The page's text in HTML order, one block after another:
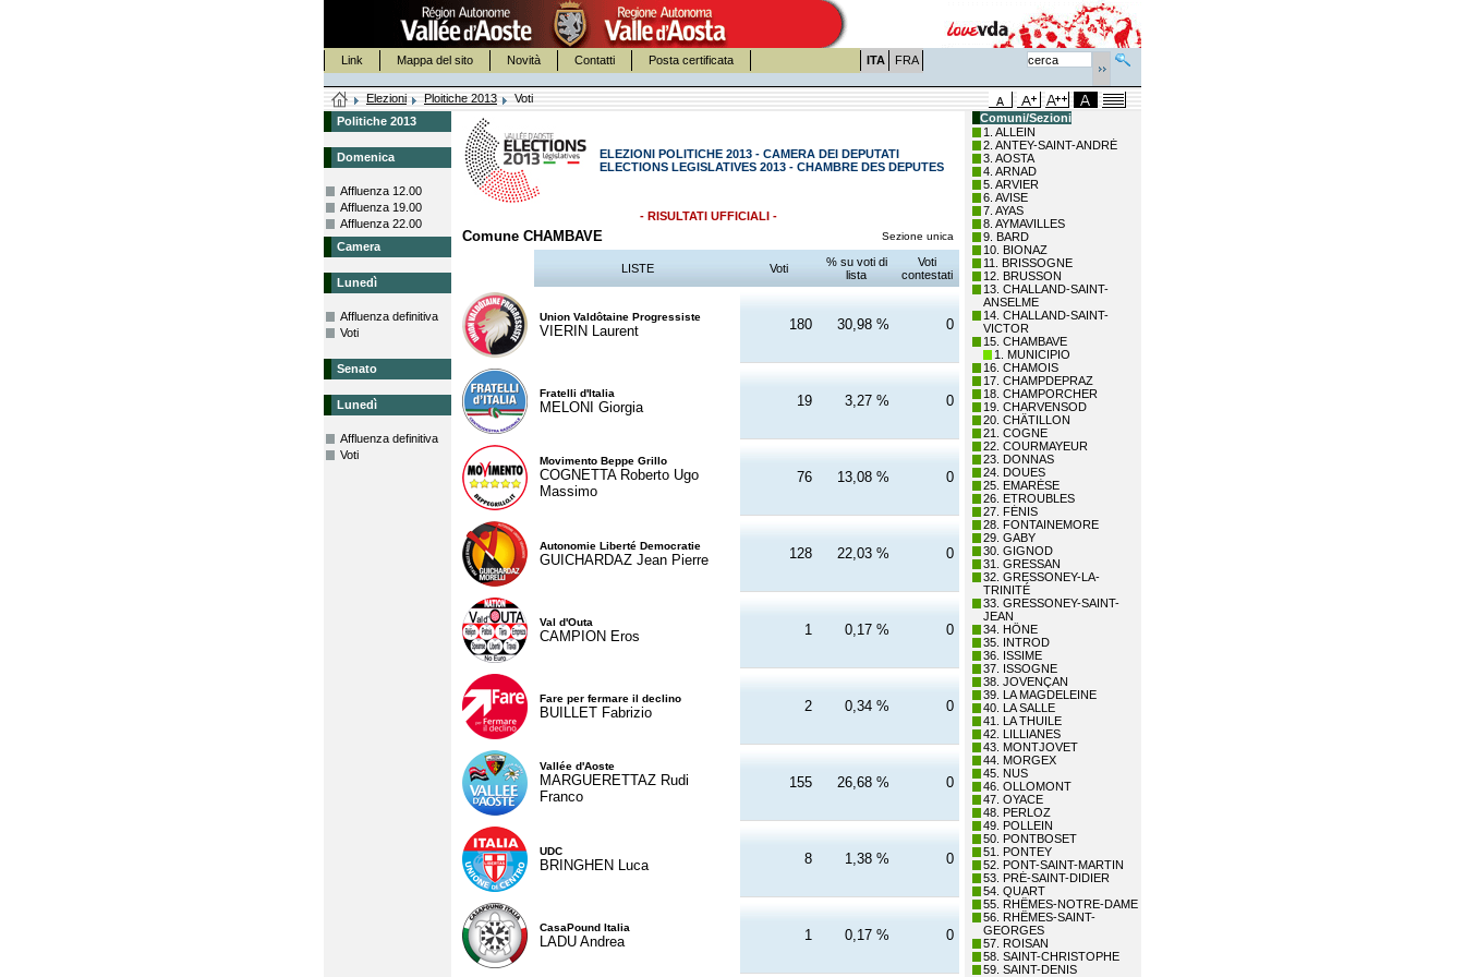
Link Mappa del sito Novità Contatti Posta certificata ITA FRA
Elezioni Ploitiche 2013
Voti
Politiche 2013
Domenica
Affluenza 12.00
Affluenza 19.00
Affluenza 22.00
Camera
Lunedì
Affluenza definitiva
Voti
Senato
Lunedì
Affluenza definitiva
Voti
ELEZIONI POLITICHE 2013 - CAMERA DEI DEPUTATI
ELECTIONS LEGISLATIVES 2013 - CHAMBRE DES DEPUTES
- RISULTATI UFFICIALI -
Comune CHAMBAVE Sezione unica
LISTE Voti
% su voti di
lista
Voti
contestati
Union Valdôtaine Progressiste
VIERIN Laurent 180 30,98 % 0
Fratelli d'Italia
MELONI Giorgia 19 3,27 % 0
Movimento Beppe Grillo
COGNETTA Roberto Ugo
Massimo
76 13,08 % 0
Autonomie Liberté Democratie
GUICHARDAZ Jean Pierre 128 22,03 % 0
Val d'Outa
CAMPION Eros 1 0,17 % 0
Fare per fermare il declino
BUILLET Fabrizio 2 0,34 % 0
Vallée d'Aoste
MARGUERETTAZ Rudi
Franco
155 26,68 % 0
UDC
BRINGHEN Luca 8 1,38 % 0
CasaPound Italia
LADU Andrea 1 0,17 % 0
Comuni/Sezioni
1. ALLEIN
2. ANTEY-SAINT-ANDRÉ
3. AOSTA
4. ARNAD
5. ARVIER
6. AVISE
7. AYAS
8. AYMAVILLES
9. BARD
10. BIONAZ
11. BRISSOGNE
12. BRUSSON
13. CHALLAND-SAINT-
ANSELME
14. CHALLAND-SAINT-
VICTOR
15. CHAMBAVE
1. MUNICIPIO
16. CHAMOIS
17. CHAMPDEPRAZ
18. CHAMPORCHER
19. CHARVENSOD
20. CHÂTILLON
21. COGNE
22. COURMAYEUR
23. DONNAS
24. DOUES
25. EMARÈSE
26. ETROUBLES
27. FÉNIS
28. FONTAINEMORE
29. GABY
30. GIGNOD
31. GRESSAN
32. GRESSONEY-LA-
TRINITÉ
33. GRESSONEY-SAINT-
JEAN
34. HÔNE
35. INTROD
36. ISSIME
37. ISSOGNE
38. JOVENÇAN
39. LA MAGDELEINE
40. LA SALLE
41. LA THUILE
42. LILLIANES
43. MONTJOVET
44. MORGEX
45. NUS
46. OLLOMONT
47. OYACE
48. PERLOZ
49. POLLEIN
50. PONTBOSET
51. PONTEY
52. PONT-SAINT-MARTIN
53. PRÉ-SAINT-DIDIER
54. QUART
55. RHÊMES-NOTRE-DAME
56. RHÊMES-SAINT-
GEORGES
57. ROISAN
58. SAINT-CHRISTOPHE
59. SAINT-DENIS